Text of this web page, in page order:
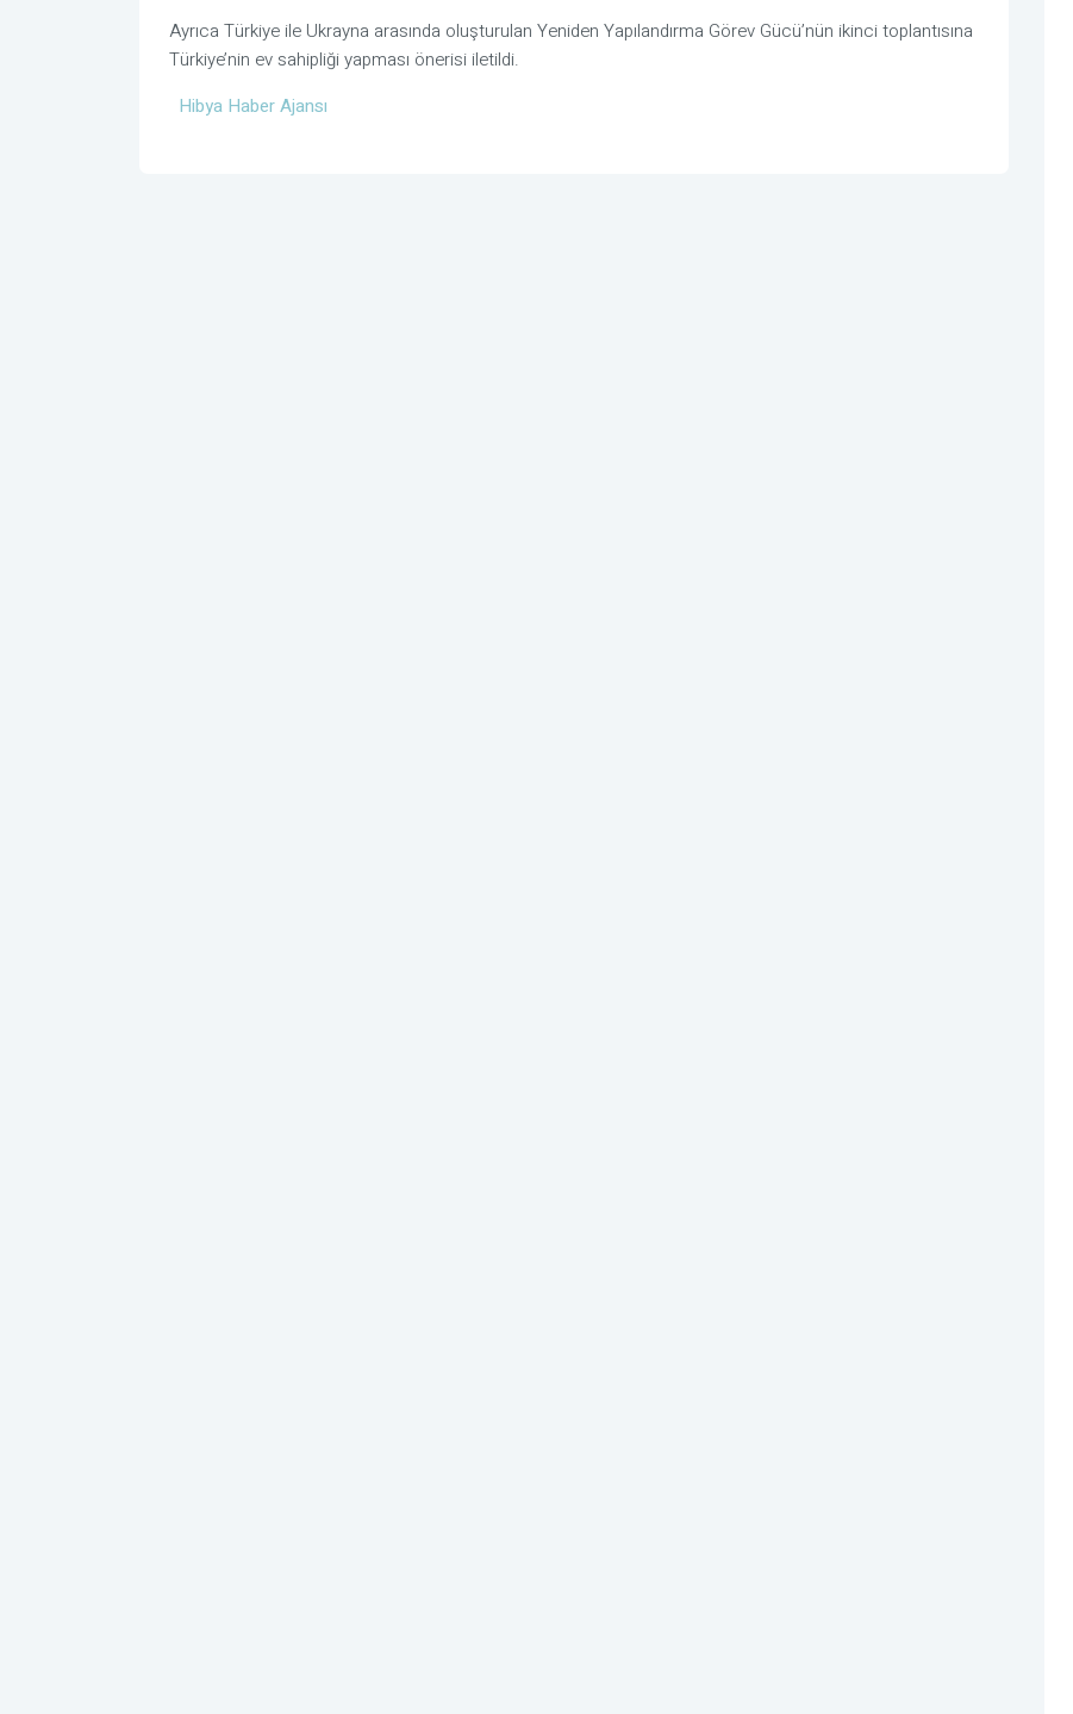
Ayrıca Türkiye ile Ukrayna arasında oluşturulan Yeniden Yapılandırma Görev Gücü’nün ikinci toplantısına
Türkiye’nin ev sahipliği yapması önerisi iletildi.
Hibya Haber Ajansı